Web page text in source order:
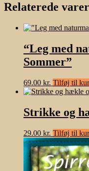
Relaterede varer
“Leg med
Sommer”
69.00 kr. Tilføj til
Strikke og
29.00 kr. Tilføj til